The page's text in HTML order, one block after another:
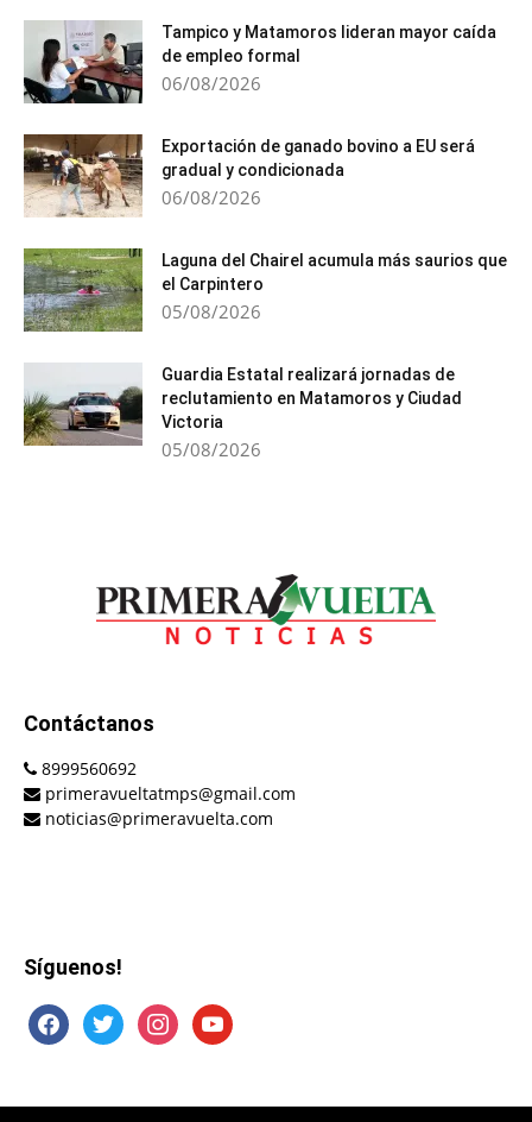
Tampico y Matamoros lideran mayor caída
de empleo formal
06/08/2026
Exportación de ganado bovino a EU será
gradual y condicionada
06/08/2026
Laguna del Chairel acumula más saurios que
el Carpintero
05/08/2026
Guardia Estatal realizará jornadas de
reclutamiento en Matamoros y Ciudad
Victoria
05/08/2026
Contáctanos
8999560692
primeravueltatmps@gmail.com
noticias@primeravuelta.com
Síguenos!
facebooktwitter instagramyoutube